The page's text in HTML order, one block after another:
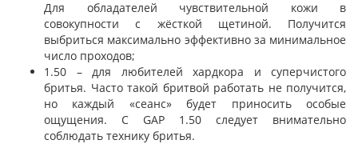
Для обладателей чувствительной кожи в
совокупности с жёсткой щетиной. Получится
выбриться максимально эффективно за минимальное
число проходов;
1.50 – для любителей хардкора и суперчистого
бритья. Часто такой бритвой работать не получится,
но каждый «сеанс» будет приносить особые
ощущения. С GAP 1.50 следует внимательно
соблюдать технику бритья.